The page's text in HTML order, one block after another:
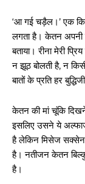
‘आ गई चड़ैल।’ एक
लगता है। केतन अपनी
बताया। रीना मेरी
न झूठ बोलती है, न
बातों के प्रति हर
केतन की मां चूंकि
इसलिए उसने ये
है लेकिन मिसेज सक्सेना
है। नतीजन केतन
है।